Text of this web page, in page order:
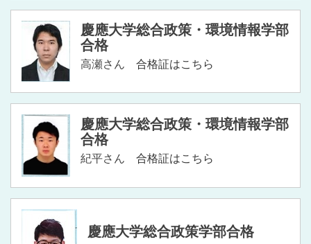
慶應大学総合政策・環境情報学部
合格
高瀬さん 合格証はこちら
慶應大学総合政策・環境情報学部
合格
紀平さん 合格証はこちら
慶應大学総合政策学部合格